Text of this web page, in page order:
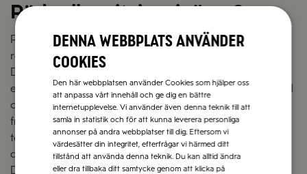
Röd- eller vitvinsvinäger?
Röd och vitvinäger tillverkas båda från en god grund,
rött eller vitt vin har sakta fått omvandlas till vinäger.
Den röda vinägern är fyllig och vinös vilket gör den till
en utmärkt ingrediens i varma grytor och såser, marinad
och vinägrett. Den vita vinägern har en mer markerad
fruktsyra och är mycket aromrik som ger fräschör i
tomatbaserade såser och soppor, kalla såser och
dressing.
De båda vinägrarna kompletterar varandra väl och kan
Denna webbplats använder
cookies
Den här webbplatsen använder Cookies som hjälper oss
att anpassa vårt innehåll och ge dig en bättre
internetupplevelse. Vi använder även denna teknik till att
samla in statistik och för att kunna leverera personliga
annonser på andra webbplatser till dig. Eftersom vi
värdesätter din integritet, efterfrågar vi härmed ditt
tillstånd att använda denna teknik. Du kan alltid ändra
eller dra tillbaka ditt samtycke genom att klicka på